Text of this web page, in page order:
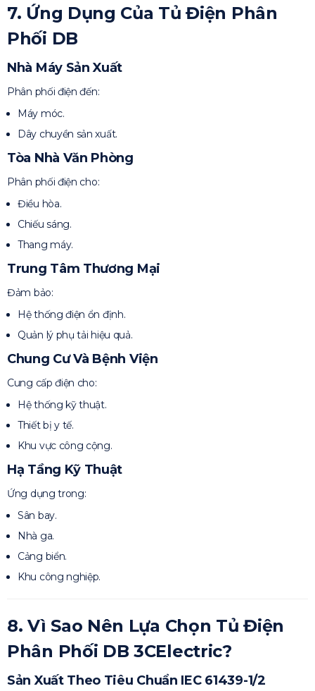
7. Ứng Dụng Của Tủ Điện Phân
Phối DB
Nhà Máy Sản Xuất
Phân phối điện đến:
Máy móc.
Dây chuyền sản xuất.
Tòa Nhà Văn Phòng
Phân phối điện cho:
Điều hòa.
Chiếu sáng.
Thang máy.
Trung Tâm Thương Mại
Đảm bảo:
Hệ thống điện ổn định.
Quản lý phụ tải hiệu quả.
Chung Cư Và Bệnh Viện
Cung cấp điện cho:
Hệ thống kỹ thuật.
Thiết bị y tế.
Khu vực công cộng.
Hạ Tầng Kỹ Thuật
Ứng dụng trong:
Sân bay.
Nhà ga.
Cảng biển.
Khu công nghiệp.
8. Vì Sao Nên Lựa Chọn Tủ Điện
Phân Phối DB 3CElectric?
Sản Xuất Theo Tiêu Chuẩn IEC 61439-1/2